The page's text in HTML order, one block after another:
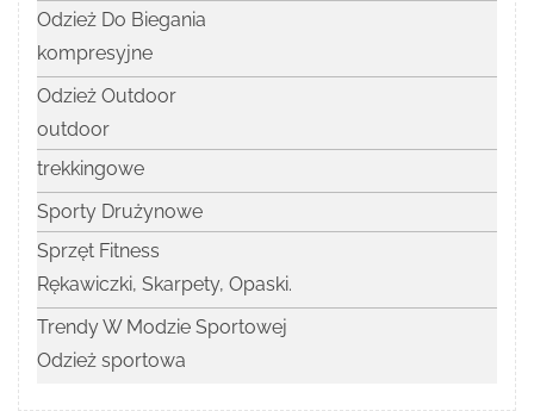
Odzież Do Biegania
kompresyjne
Odzież Outdoor
outdoor
trekkingowe
Sporty Drużynowe
Sprzęt Fitness
Rękawiczki, Skarpety, Opaski.
Trendy W Modzie Sportowej
Odzież sportowa